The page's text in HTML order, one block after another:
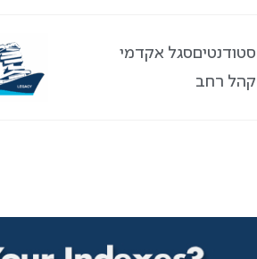
סטודנטיםסגל אקדמי
קהל רחב